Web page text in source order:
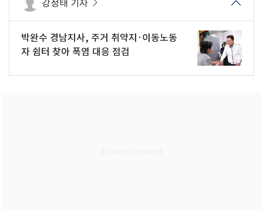
강정태 기자
박완수 경남지사, 주거 취약지·이동노동
자 쉼터 찾아 폭염 대응 점검